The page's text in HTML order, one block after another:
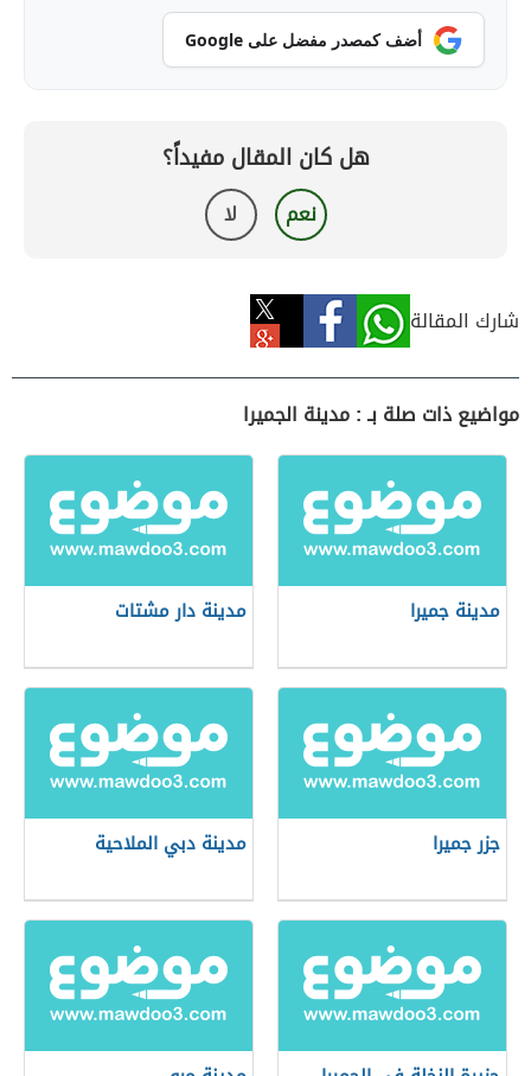
أضف كمصدر مفضل على Google
هل كان المقال مفيداً؟
نعم لا
شارك المقالة
مواضيع ذات صلة بـ : مدينة الجميرا
مدينة جميرا مدينة دار مشتات
جزر جميرا مدينة دبي الملاحية